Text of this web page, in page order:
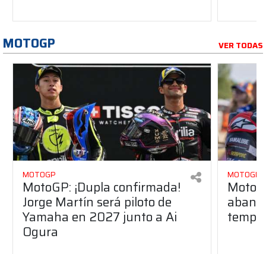
MOTOGP VER TODAS
MOTOGP
MotoGP: ¡Dupla confirmada!
Jorge Martín será piloto de
Yamaha en 2027 junto a Ai
Ogura
MOTOGP